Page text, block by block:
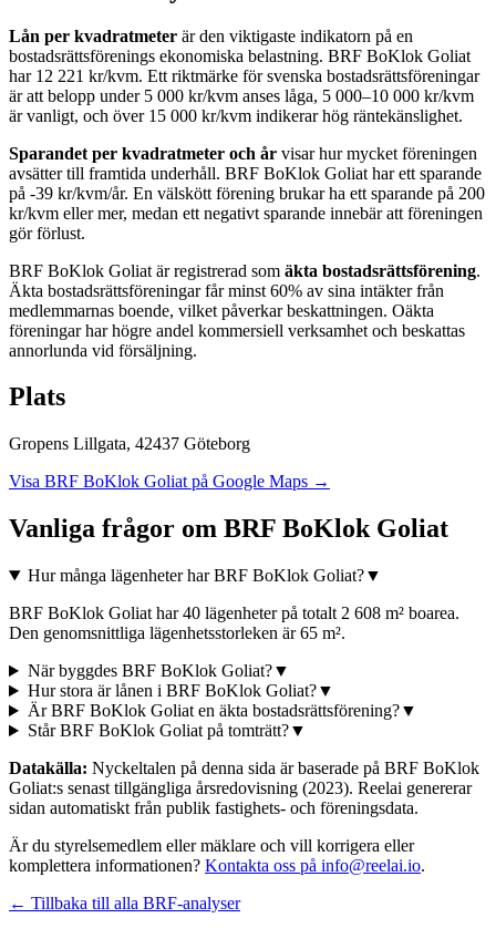
Lån per kvadratmeter är den viktigaste indikatorn på en
bostadsrättsförenings ekonomiska belastning. BRF BoKlok Goliat
har 12 221 kr/kvm. Ett riktmärke för svenska bostadsrättsföreningar
är att belopp under 5 000 kr/kvm anses låga, 5 000–10 000 kr/kvm
är vanligt, och över 15 000 kr/kvm indikerar hög räntekänslighet.
Sparandet per kvadratmeter och år visar hur mycket föreningen
avsätter till framtida underhåll. BRF BoKlok Goliat har ett sparande
på -39 kr/kvm/år. En välskött förening brukar ha ett sparande på 200
kr/kvm eller mer, medan ett negativt sparande innebär att föreningen
gör förlust.
BRF BoKlok Goliat är registrerad som äkta bostadsrättsförening.
Äkta bostadsrättsföreningar får minst 60% av sina intäkter från
medlemmarnas boende, vilket påverkar beskattningen. Oäkta
föreningar har högre andel kommersiell verksamhet och beskattas
annorlunda vid försäljning.
Plats
Gropens Lillgata, 42437 Göteborg
Visa BRF BoKlok Goliat på Google Maps →
Vanliga frågor om BRF BoKlok Goliat
Hur många lägenheter har BRF BoKlok Goliat?▼
BRF BoKlok Goliat har 40 lägenheter på totalt 2 608 m² boarea.
Den genomsnittliga lägenhetsstorleken är 65 m².
När byggdes BRF BoKlok Goliat?▼
Hur stora är lånen i BRF BoKlok Goliat?▼
Är BRF BoKlok Goliat en äkta bostadsrättsförening?▼
Står BRF BoKlok Goliat på tomträtt?▼
Datakälla: Nyckeltalen på denna sida är baserade på BRF BoKlok
Goliat:s senast tillgängliga årsredovisning (2023). Reelai genererar
sidan automatiskt från publik fastighets- och föreningsdata.
Är du styrelsemedlem eller mäklare och vill korrigera eller
komplettera informationen? Kontakta oss på info@reelai.io.
← Tillbaka till alla BRF-analyser